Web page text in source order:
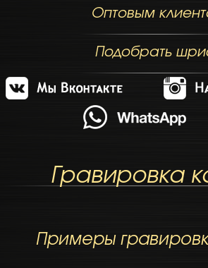
Оптовым
Подобрать
Гравировка
Примеры